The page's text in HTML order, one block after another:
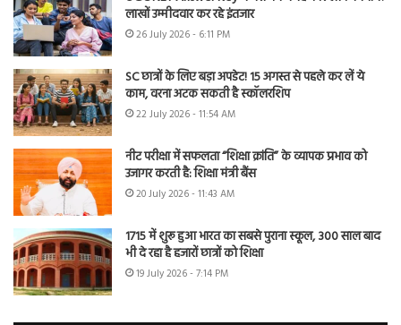
लाखों उम्मीदवार कर रहे इंतजार
26 July 2026 - 6:11 PM
SC छात्रों के लिए बड़ा अपडेट! 15 अगस्त से पहले कर लें ये
काम, वरना अटक सकती है स्कॉलरशिप
22 July 2026 - 11:54 AM
नीट परीक्षा में सफलता “शिक्षा क्रांति” के व्यापक प्रभाव को
उजागर करती है: शिक्षा मंत्री बैंस
20 July 2026 - 11:43 AM
1715 में शुरू हुआ भारत का सबसे पुराना स्कूल, 300 साल बाद
भी दे रहा है हजारों छात्रों को शिक्षा
19 July 2026 - 7:14 PM